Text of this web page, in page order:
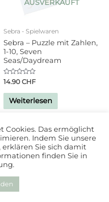
AUSVERKAUFT
Sebra - Spielwaren
Sebra – Puzzle mit Zahlen,
1-10, Seven
Seas/Daydream
Bewertet
0
von
14.90CHF
Weiterlesen
Cookies. Das ermöglicht
Indem Sie unsere
Sie sich damit
finden Sie in